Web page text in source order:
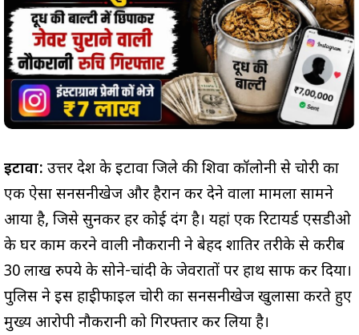
इटावा: उत्तर प्रदेश के इटावा जिले की शिवा कॉलोनी से चोरी का
एक ऐसा सनसनीखेज और हैरान कर देने वाला मामला सामने
आया है, जिसे सुनकर हर कोई दंग है। यहां एक रिटायर्ड एसडीओ
के घर काम करने वाली नौकरानी ने बेहद शातिर तरीके से करीब
30 लाख रुपये के सोने-चांदी के जेवरातों पर हाथ साफ कर दिया।
पुलिस ने इस हाईप्रोफाइल चोरी का सनसनीखेज खुलासा करते हुए
मुख्य आरोपी नौकरानी को गिरफ्तार कर लिया है।